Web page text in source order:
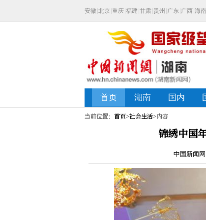
当前位置： 首页>社会生活>内容
锦绣中国
中国新闻